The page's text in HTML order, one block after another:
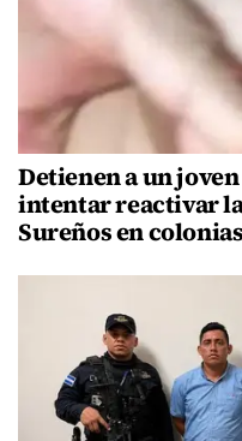
Detienen a un
intentar reactivar
Sureños en